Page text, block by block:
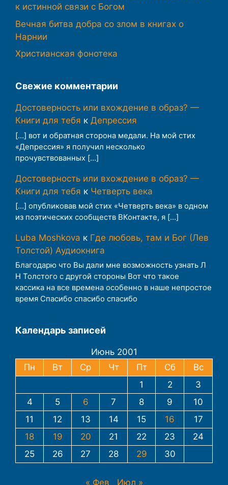
к истинной связи с Богом
Вечная битва добра со злом в книгах о
Нарнии
Христианская фонотека
Свежие комментарии
Достоверность или вхождение в образ? —
Книги для тебя к Депрессия
[…] вот и обратная сторона медали. На мой стих
«Депрессия» я получил несколько
прочувствованных […]
Достоверность или вхождение в образ? —
Книги для тебя к Четверть века
[…] опубликовав мой стих «Четверть века» в одном
из поэтических сообществ ВКонтакте, я […]
Luba Moshkova к Где любовь, там и Бог (Лев
Толстой) Аудиокнига
Благодарю что Вы дали мне возможность узнать Л
Н Толстого с другой стороны Вот что такое
кассика на все времена особенно в наше непростое
время Спасибо спасибо спасибо
Календарь записей
Июнь 2001
Пн
Вт Ср Чт Пт Сб
Вс
1
2
3
4
5 6 7 8 9
10
11
12 13 14 15 16
17
18
19 20 21 22 23
24
25
26 27 28 29 30
« Фев Июл »